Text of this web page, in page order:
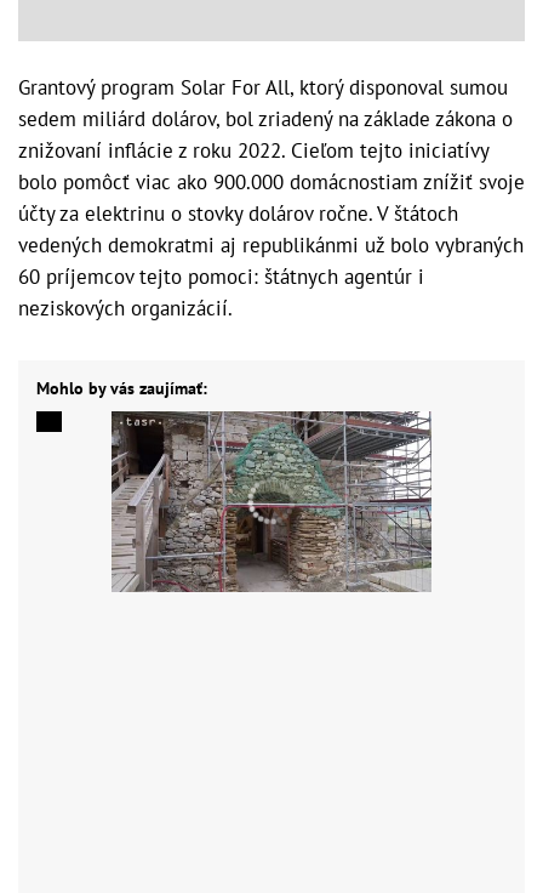
Grantový program Solar For All, ktorý disponoval sumou
sedem miliárd dolárov, bol zriadený na základe zákona o
znižovaní inflácie z roku 2022. Cieľom tejto iniciatívy
bolo pomôcť viac ako 900.000 domácnostiam znížiť svoje
účty za elektrinu o stovky dolárov ročne. V štátoch
vedených demokratmi aj republikánmi už bolo vybraných
60 príjemcov tejto pomoci: štátnych agentúr i
neziskových organizácií.
Mohlo by vás zaujímať: